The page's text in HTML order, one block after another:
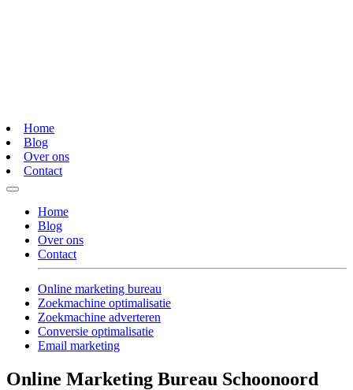
Home
Blog
Over ons
Contact
Home
Blog
Over ons
Contact
Online marketing bureau
Zoekmachine optimalisatie
Zoekmachine adverteren
Conversie optimalisatie
Email marketing
Online Marketing Bureau Schoonoord